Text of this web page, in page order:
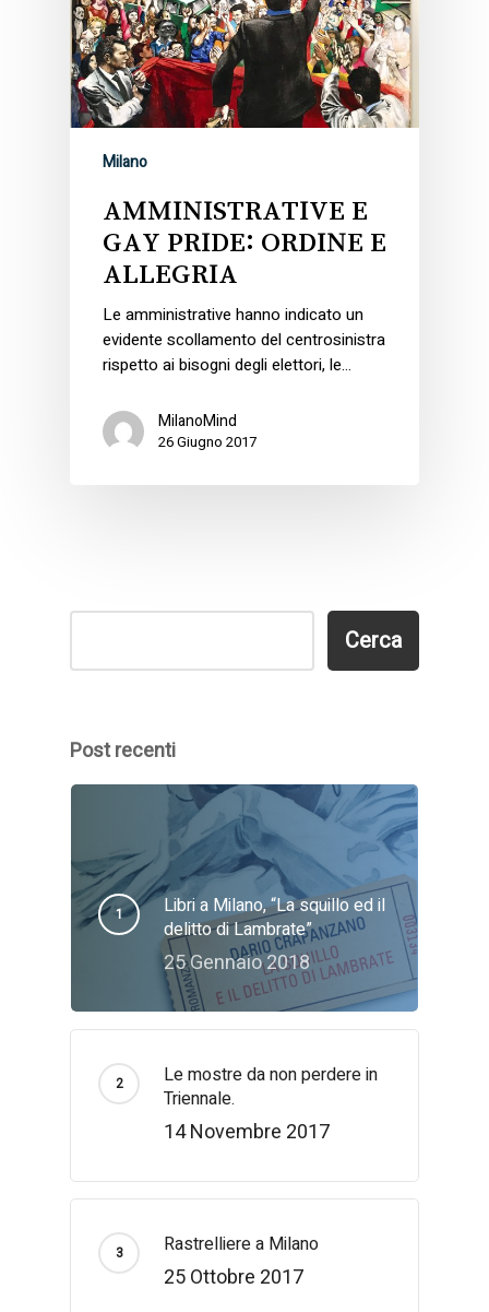
Milano
AMMINISTRATIVE E
GAY PRIDE: ORDINE E
ALLEGRIA
Le amministrative hanno indicato un
evidente scollamento del centrosinistra
rispetto ai bisogni degli elettori, le…
MilanoMind
26 Giugno 2017
Cerca
Post recenti
Libri a Milano, “La squillo ed il
delitto di Lambrate”
25 Gennaio 2018
Le mostre da non perdere in
Triennale.
14 Novembre 2017
Rastrelliere a Milano
25 Ottobre 2017